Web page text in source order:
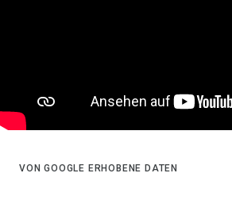
VON GOOGLE ERHOBENE DATEN